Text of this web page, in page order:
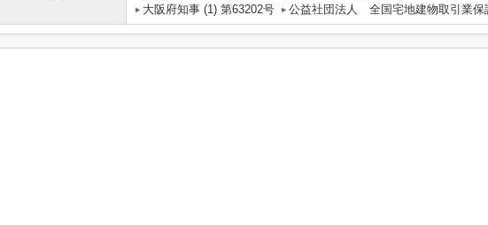
大阪府知事 (1) 第63202号
公益社団法人 全国宅地建物取引業保